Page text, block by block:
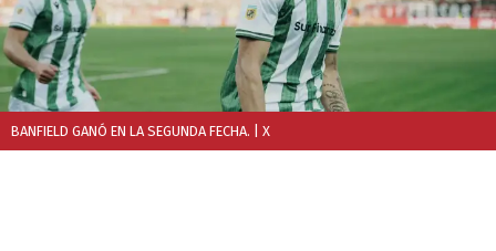
BANFIELD GANÓ EN LA SEGUNDA FECHA. | X